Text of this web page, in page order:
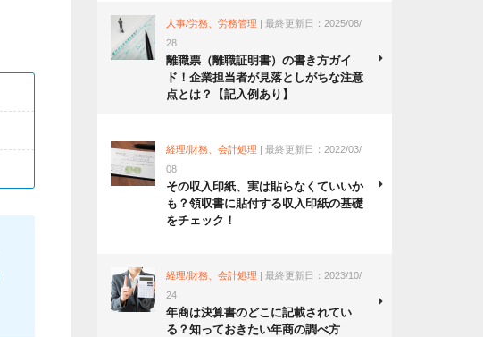
人事/労務、労務管理 | 最終更新日：2025/08/
28
離職票（離職証明書）の書き方ガイ
ド！企業担当者が見落としがちな注意
点とは？【記入例あり】
経理/財務、会計処理 | 最終更新日：2022/03/
08
その収入印紙、実は貼らなくていいか
も？領収書に貼付する収入印紙の基礎
をチェック！
経理/財務、会計処理 | 最終更新日：2023/10/
24
年商は決算書のどこに記載されてい
る？知っておきたい年商の調べ方